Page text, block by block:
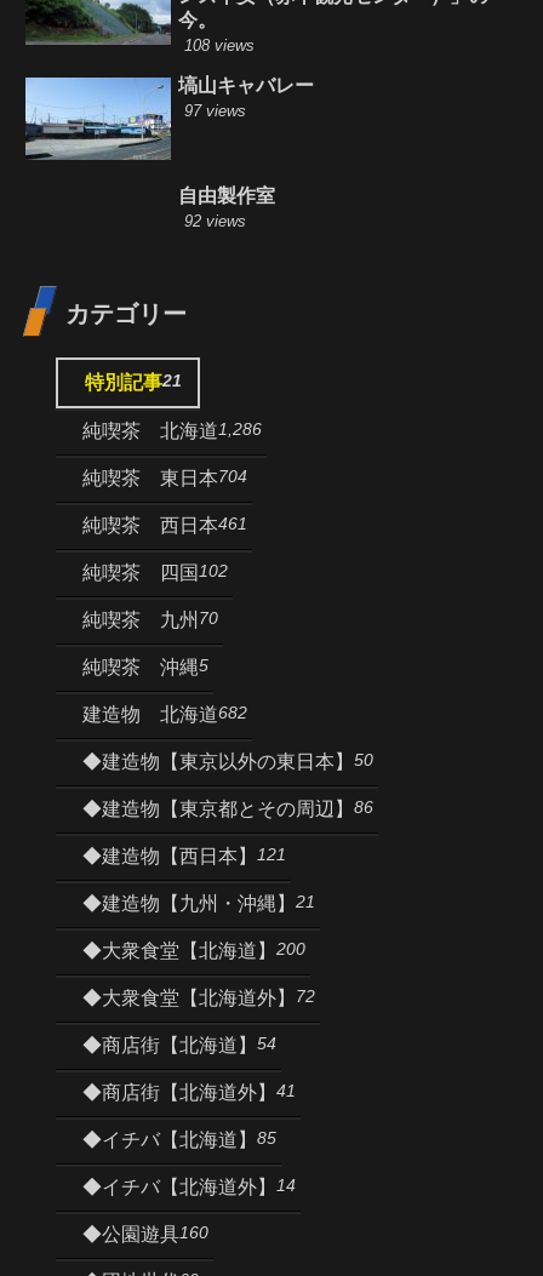
今。
108 views
塙山キャバレー
97 views
自由製作室
92 views
カテゴリー
特別記事21
純喫茶 北海道1,286
純喫茶 東日本704
純喫茶 西日本461
純喫茶 四国 102
純喫茶 九州 70
純喫茶 沖縄5
建造物 北海道682
◆建造物【東京以外の東日本】 50
◆建造物【東京都とその周辺】 86
◆建造物【西日本】 121
◆建造物【九州・沖縄】 21
◆大衆食堂【北海道】 200
◆大衆食堂【北海道外】 72
◆商店街【北海道】 54
◆商店街【北海道外】 41
◆イチバ【北海道】 85
◆イチバ【北海道外】 14
◆公園遊具160